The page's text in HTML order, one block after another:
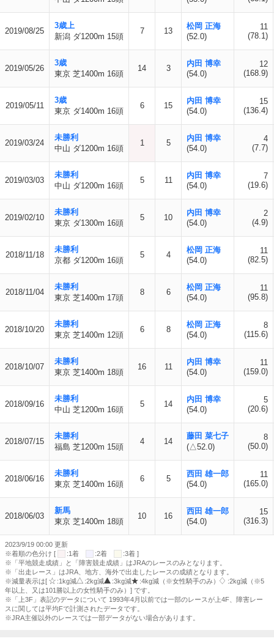
2019/08/25
3歳上
新潟 ダ1200m 15頭
7 13
松岡 正海
(52.0)
11
(78.1)
2019/05/26
3歳
東京 芝1400m 16頭
14 3
内田 博幸
(54.0)
12
(168.9)
2019/05/11
3歳
東京 ダ1400m 16頭
6 15
内田 博幸
(54.0)
15
(136.4)
2019/03/24
未勝利
中山 ダ1200m 16頭
1 5
内田 博幸
(54.0)
4
(7.7)
2019/03/03
未勝利
中山 ダ1200m 16頭
5 11
内田 博幸
(54.0)
7
(19.6)
2019/02/10
未勝利
東京 ダ1300m 16頭
5 10
内田 博幸
(54.0)
2
(4.9)
2018/11/18
未勝利
京都 ダ1200m 16頭
5 4
松岡 正海
(54.0)
11
(82.5)
2018/11/04
未勝利
東京 芝1400m 17頭
8 6
松岡 正海
(54.0)
11
(95.8)
2018/10/20
未勝利
東京 芝1400m 12頭
6 8
松岡 正海
(54.0)
8
(115.6)
2018/10/07
未勝利
東京 芝1400m 18頭
16 11
内田 博幸
(54.0)
11
(159.0)
2018/09/16
未勝利
中山 芝1200m 16頭
5 14
内田 博幸
(54.0)
5
(20.6)
2018/07/15
未勝利
福島 芝1200m 15頭
4 14
藤田 菜七子
(△52.0)
8
(50.0)
2018/06/16
未勝利
東京 芝1400m 16頭
6 5
西田 雄一郎
(54.0)
11
(165.0)
2018/06/03
新馬
東京 芝1400m 18頭
10 16
西田 雄一郎
(54.0)
15
(316.3)
2023/9/19 00:00 更新
※着順の色分け [
:1着 :2着
:3着 ]
※「平地競走成績」と「障害競走成績」はJRAのレースのみとなります。
※「出走レース」はJRA、地方、海外で出走したレースの成績となります。
※減量表示は[
:1kg減 :2kg減 :3kg減 :4kg減（※女性騎手のみ）
:2kg減（※5
年以上、又は101勝以上の女性騎手のみ）] です。
※「上3F」表記のデータについて 1993年4月以前では一部のレースが上4F、障害レー
スに関しては平均Fで計測されたデータです。
※JRA主催以外のレースでは一部データがない場合があります。